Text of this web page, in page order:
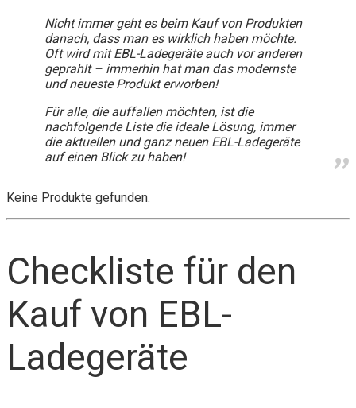
Nicht immer geht es beim Kauf von Produkten
danach, dass man es wirklich haben möchte.
Oft wird mit EBL-Ladegeräte auch vor anderen
geprahlt – immerhin hat man das modernste
und neueste Produkt erworben!
Für alle, die auffallen möchten, ist die
nachfolgende Liste die ideale Lösung, immer
die aktuellen und ganz neuen EBL-Ladegeräte
auf einen Blick zu haben!
Keine Produkte gefunden.
Checkliste für den
Kauf von EBL-
Ladegeräte